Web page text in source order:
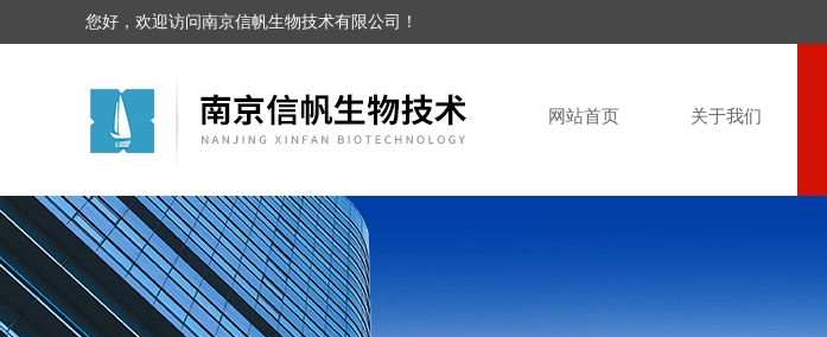
您好，欢迎访问南京信帆生物技术有限公司！
网站首页 关于我们